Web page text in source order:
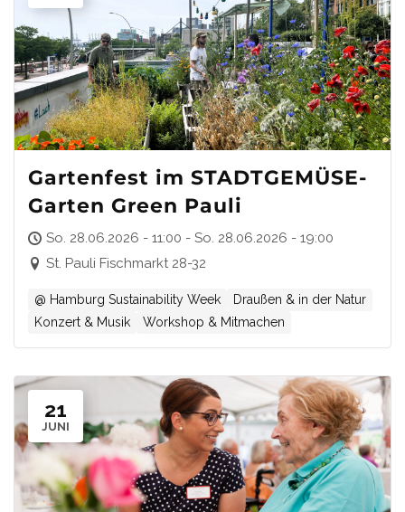
Gartenfest im STADTGEMÜSE-
Garten Green Pauli
So. 28.06.2026 - 11:00 - So. 28.06.2026 - 19:00
St. Pauli Fischmarkt 28-32
@ Hamburg Sustainability Week
Draußen & in der Natur
Konzert & Musik
Workshop & Mitmachen
21
JUNI